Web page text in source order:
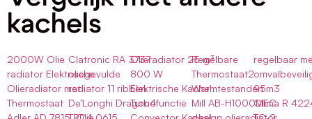
kachels
2000W Olie
radiator Elektrische
Olieradiator met
Thermostaat
Clatronic RA 3737
oliegevulde
radiator 11 ribben
De’Longhi Dragon4
Olieradiator 25 m³
800 W
Elektrische Kachel
Turbofunctie
Regelbare
Thermostaat2
Warmtestanden
Mill AB-H1000MEC
regelbaar
95m3
Qlima R